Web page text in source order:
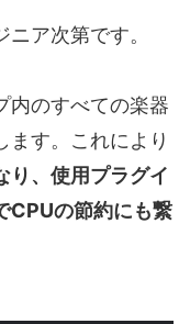
ア次第です。
内のすべての楽器
ます。これにより
り、使用プラグイ
CPUの節約にも繋